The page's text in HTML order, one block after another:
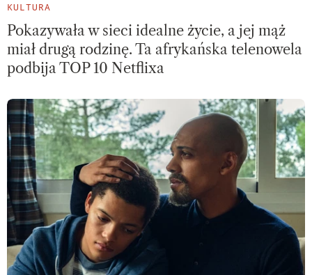
KULTURA
Pokazywała w sieci idealne życie, a jej mąż
miał drugą rodzinę. Ta afrykańska telenowela
podbija TOP 10 Netflixa